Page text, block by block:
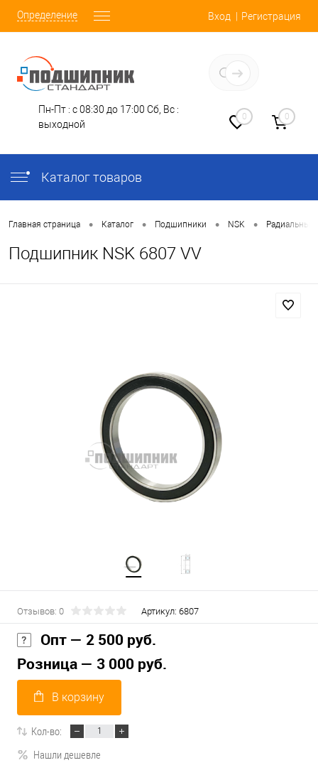
Определение Вход Регистрация
Пн-Пт : с 08:30 до 17:00 Сб, Вс :
выходной
0 0
Каталог товаров
Главная страница • Каталог • Подшипники • NSK •
Подшипник NSK 6807 VV
Отзывов: 0 Артикул: 6807
Опт — 2 500 руб.
Розница — 3 000 руб.
В корзину
Кол-во:
Нашли дешевле